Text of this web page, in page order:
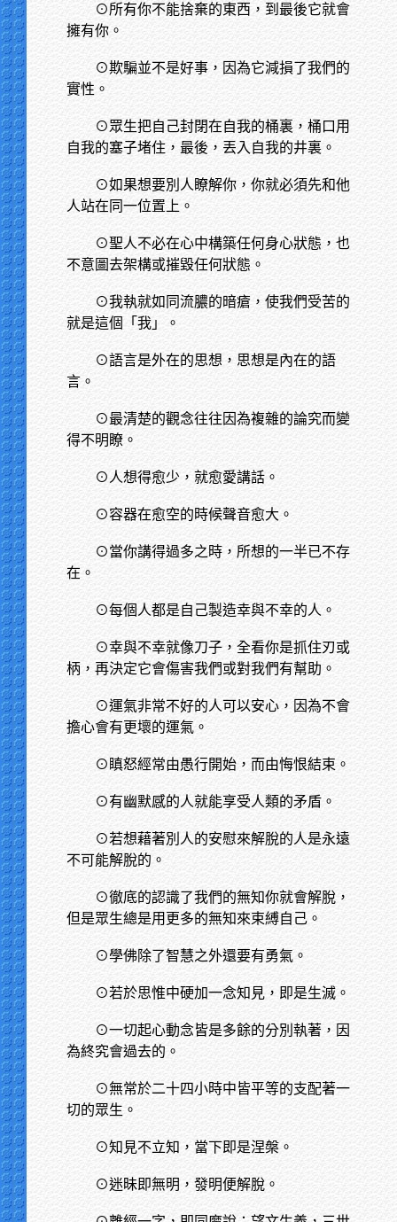
⊙所有你不能捨棄的東西，到最後它就會
擁有你。
⊙欺騙並不是好事，因為它減損了我們的
實性。
⊙眾生把自己封閉在自我的桶裏，桶口用
自我的塞子堵住，最後，丟入自我的井裏。
⊙如果想要別人瞭解你，你就必須先和他
人站在同一位置上。
⊙聖人不必在心中構築任何身心狀態，也
不意圖去架構或摧毀任何狀態。
⊙我執就如同流膿的暗瘡，使我們受苦的
就是這個「我」。
⊙語言是外在的思想，思想是內在的語
言。
⊙最清楚的觀念往往因為複雜的論究而變
得不明瞭。
⊙人想得愈少，就愈愛講話。
⊙容器在愈空的時候聲音愈大。
⊙當你講得過多之時，所想的一半已不存
在。
⊙每個人都是自己製造幸與不幸的人。
⊙幸與不幸就像刀子，全看你是抓住刃或
柄，再決定它會傷害我們或對我們有幫助。
⊙運氣非常不好的人可以安心，因為不會
擔心會有更壞的運氣。
⊙瞋怒經常由愚行開始，而由悔恨結束。
⊙有幽默感的人就能享受人類的矛盾。
⊙若想藉著別人的安慰來解脫的人是永遠
不可能解脫的。
⊙徹底的認識了我們的無知你就會解脫，
但是眾生總是用更多的無知來束縛自己。
⊙學佛除了智慧之外還要有勇氣。
⊙若於思惟中硬加一念知見，即是生滅。
⊙一切起心動念皆是多餘的分別執著，因
為終究會過去的。
⊙無常於二十四小時中皆平等的支配著一
切的眾生。
⊙知見不立知，當下即是涅槃。
⊙迷昧即無明，發明便解脫。